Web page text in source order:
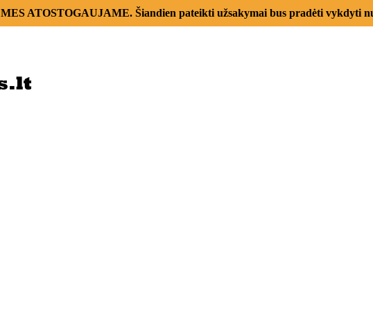
MES ATOSTOGAUJAME. Šiandien pateikti užsakymai bus pradėti vykdyti